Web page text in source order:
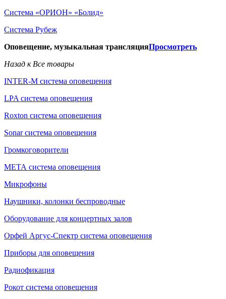
Система «ОРИОН» «Болид»
Система Рубеж
Оповещение, музыкальная трансляцияПросмотреть
Назад к Все товары
INTER-M система оповещения
LPA система оповещения
Roxton система оповещения
Sonar система оповещения
Громкоговорители
МЕТА система оповещения
Микрофоны
Наушники, колонки беспроводные
Оборудование для концертных залов
Орфей Аргус-Спектр система оповещения
Приборы для оповещения
Радиофикация
Рокот система оповещения